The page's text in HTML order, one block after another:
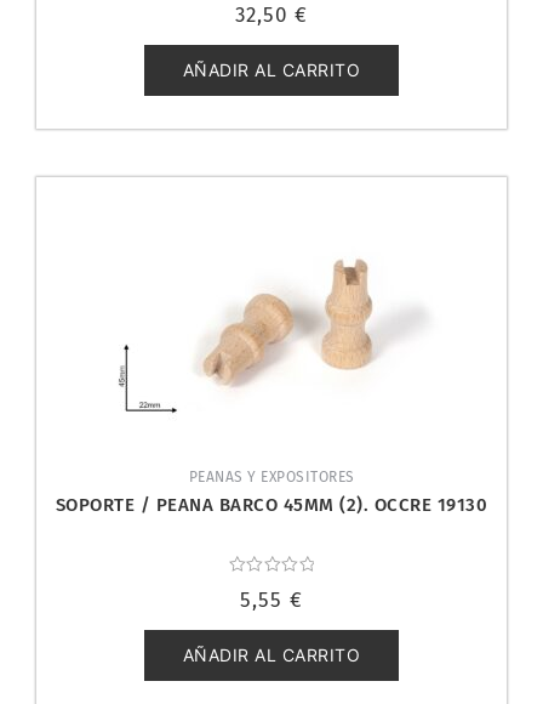
con
de
5
32,50 €
AÑADIR AL CARRITO
PEANAS Y EXPOSITORES
SOPORTE / PEANA BARCO 45MM (2). OCCRE 19130
con
de
5
5,55 €
AÑADIR AL CARRITO